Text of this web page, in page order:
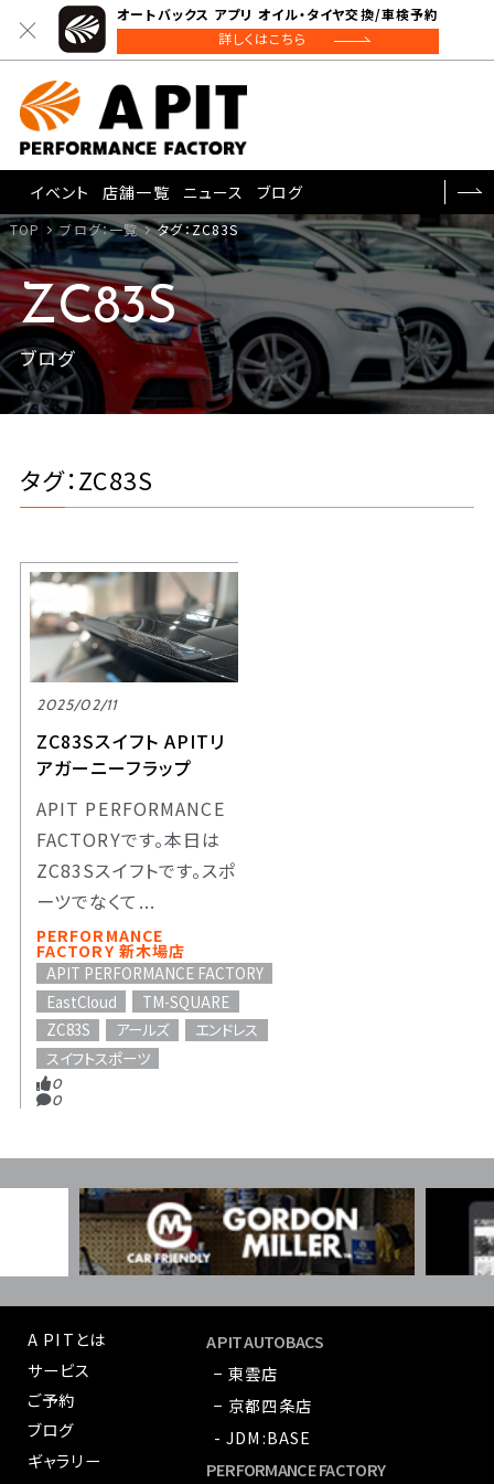
オートバックス アプリ オイル・タイヤ交換/車検予約
詳しくはこちら
イベント 店舗一覧 ニュース ブログ
TOP ブログ：一覧 タグ：ZC83S
ZC83S
ブログ
タグ：ZC83S
2025/02/11
ZC83Sスイフト APITリ
アガーニーフラップ
APIT PERFORMANCE
FACTORYです。本日は
ZC83Sスイフトです。スポ
ーツでなくて...
PERFORMANCE
FACTORY 新木場店
APIT PERFORMANCE FACTORY
EastCloud
TM-SQUARE
ZC83S
アールズ
エンドレス
スイフトスポーツ
0
0
A PITとは
サービス
ご予約
ブログ
ギャラリー
A PIT AUTOBACS
− 東雲店
− 京都四条店
- JDM:BASE
PERFORMANCE FACTORY